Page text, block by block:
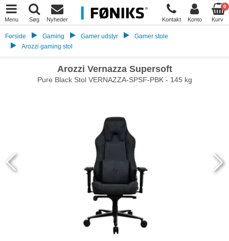
Menu Søg Nyheder Kontakt Konto
0
Kurv
Forside Gaming Gamer udstyr
Gamer stole
Arozzi gaming stol
Arozzi Vernazza Supersoft
Pure Black Stol VERNAZZA-SPSF-PBK - 145 kg